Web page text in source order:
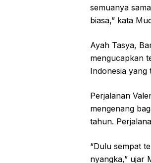
semuanya
biasa,” kata
Ayah Tasya,
mengucapkan
Indonesia yang
Perjalanan
mengenang
tahun.
“Dulu sempat
nyangka,” ujar